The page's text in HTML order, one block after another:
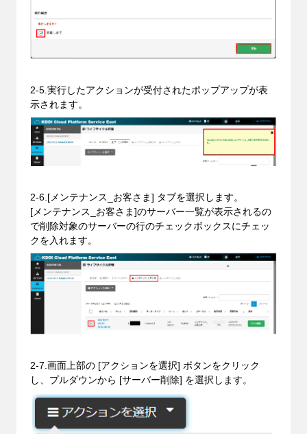
2-5.実行したアクションが受付されたポップアップが表
示されます。
2-6.[メンテナンス_お客さま] タブを選択します。
[メンテナンス_お客さま]のサーバー一覧が表示されるの
で削除対象のサーバーの行のチェックボックスにチェッ
クを入れます。
2-7.画面上部の [アクションを選択] ボタンをクリック
し、プルダウンから [サーバー削除] を選択します。